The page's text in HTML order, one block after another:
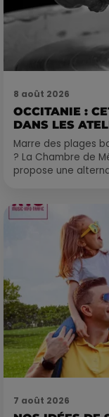
8 août 2026
OCCITANIE :
DANS LES
Marre des plages
? La Chambre de
propose une
7 août 2026